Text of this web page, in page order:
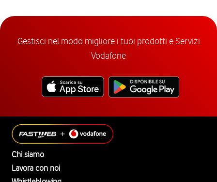
Gestisci nel modo migliore i tuoi prodotti e Servizi
Vodafone
Chi siamo
Lavora con noi